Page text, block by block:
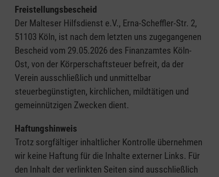
Freistellungsbescheid
Der Malteser Hilfsdienst e.V., Erna-Scheffler-Str. 2,
51103 Köln, ist nach dem letzten uns zugegangenen
Bescheid vom 29.05.2026 des Finanzamtes Köln-
Ost, von der Körperschaftsteuer befreit, da der
Verein ausschließlich und unmittelbar
steuerbegünstigten, kirchlichen, mildtätigen und
gemeinnützigen Zwecken dient.
Haftungshinweis
Trotz sorgfältiger inhaltlicher Kontrolle übernehmen
wir keine Haftung für die Inhalte externer Links. Für
den Inhalt der verlinkten Seiten sind ausschließlich